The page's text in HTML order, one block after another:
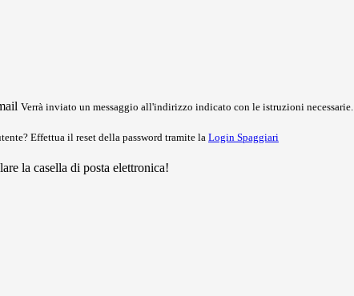
Verrà inviato un messaggio all'indirizzo indicato con le istruzioni necessarie.
Effettua il reset della password tramite la Login Spaggiari
la casella di posta elettronica!